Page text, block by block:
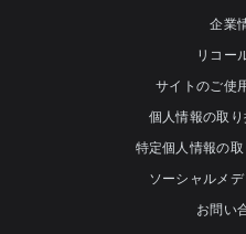
企業
リコー
サイトのご使
個人情報の取
特定個人情報の
ソーシャルメ
お問い